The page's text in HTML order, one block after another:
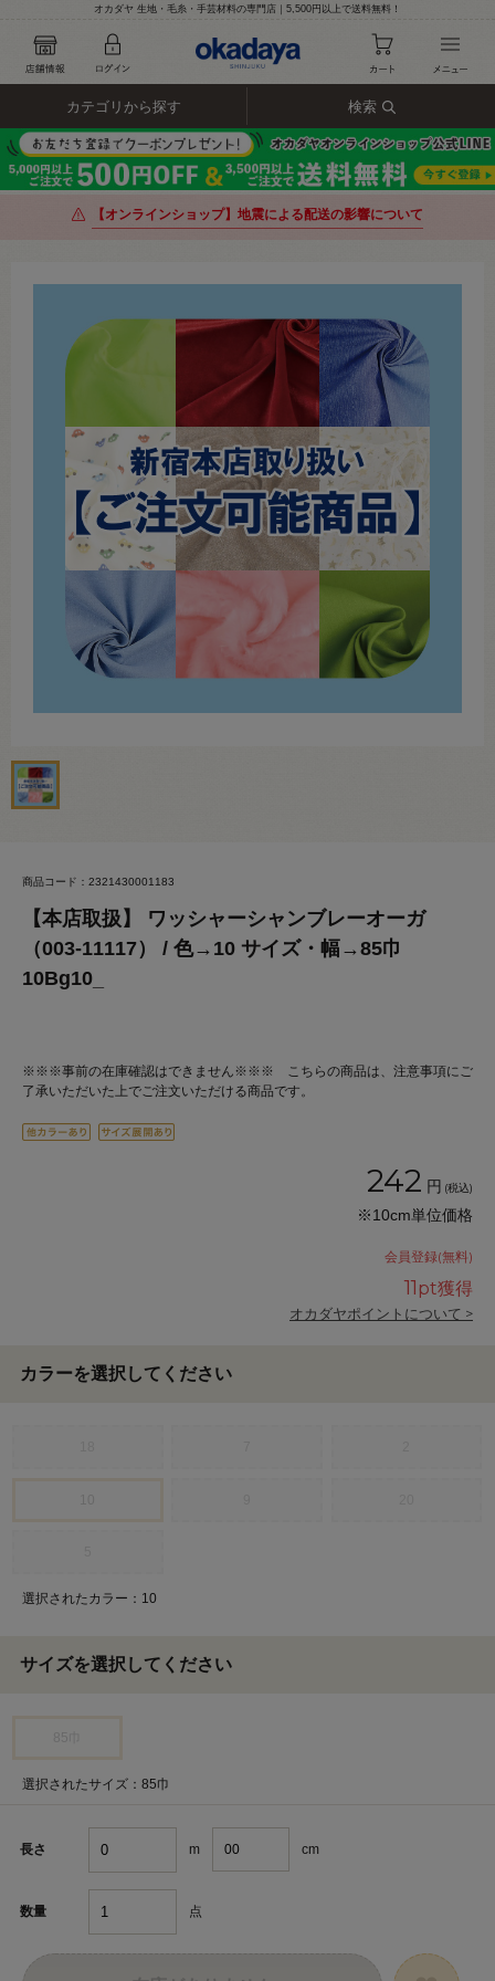
オカダヤ 生地・毛糸・手芸材料の専門店｜5,500円以上で送料無料！
カテゴリから探す 検索
【オンラインショップ】地震による配送の影響について
商品コード：2321430001183
【本店取扱】 ワッシャーシャンブレーオーガ
（003-11117） / 色→10 サイズ・幅→85巾
10Bg10_
※※※事前の在庫確認はできません※※※ こちらの商品は、注意事項にご
了承いただいた上でご注文いただける商品です。
242 円 (税込)
※10cm単位価格
会員登録(無料)
11pt獲得
オカダヤポイントについて >
カラーを選択してください
選択されたカラー：10
サイズを選択してください
選択されたサイズ：85巾
長さ m cm
数量 点